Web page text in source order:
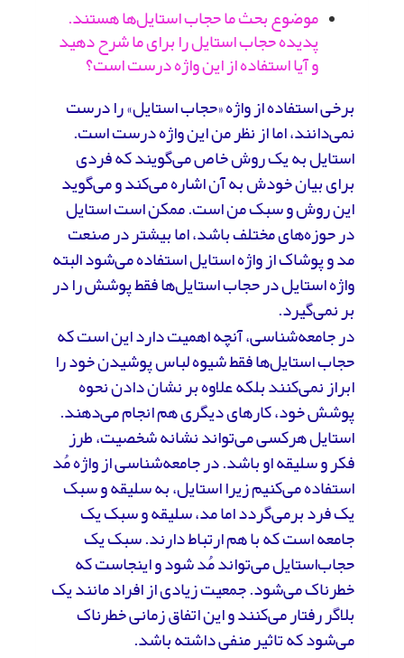
موضوع بحث ما حجاب استایل‌ها هستند.
پدیده حجاب استایل را برای ما شرح دهید
و آیا استفاده از این واژه درست است؟
برخی استفاده از واژه «حجاب استایل» را درست
نمی‌دانند، اما از نظر من این واژه درست است.
استایل به یک روش خاص می‌گویند که فردی
برای بیان خودش به آن اشاره می‌کند و می‌گوید
این روش و سبک من است. ممکن است استایل
در حوزه‌های مختلف باشد، اما بیشتر در صنعت
مد و پوشاک از واژه استایل استفاده می‌شود البته
واژه استایل در حجاب استایل‌ها فقط پوشش را در
بر نمی‌گیرد.
در جامعه‌شناسی، آنچه اهمیت دارد این است که
حجاب استایل‌ها فقط شیوه لباس پوشیدن خود را
ابراز نمی‌کنند بلکه علاوه بر نشان دادن نحوه
پوشش خود، کارهای دیگری هم انجام می‌دهند.
استایل هرکسی می‌تواند نشانه شخصیت، طرز
فکر و سلیقه او باشد. در جامعه‌شناسی از واژه مُد
استفاده می‌کنیم زیرا استایل، به سلیقه و سبک
یک فرد برمی‌گردد اما مد، سلیقه و سبک یک
جامعه است که با هم ارتباط دارند. سبک یک
حجاب‌استایل می‌تواند مُد شود و اینجاست که
خطرناک می‌شود. جمعیت زیادی از افراد مانند یک
بلاگر رفتار می‌کنند و این اتفاق زمانی خطرناک
می‌شود که تاثیر منفی داشته باشد.